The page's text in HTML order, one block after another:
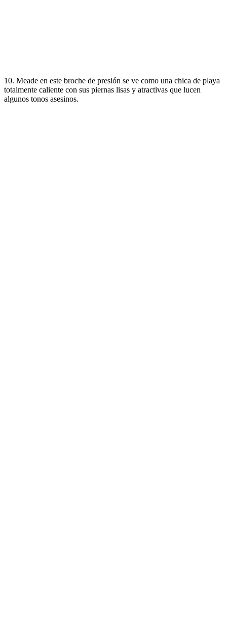
10. Meade en este broche de presión se ve como una chica de playa
totalmente caliente con sus piernas lisas y atractivas que lucen
algunos tonos asesinos.